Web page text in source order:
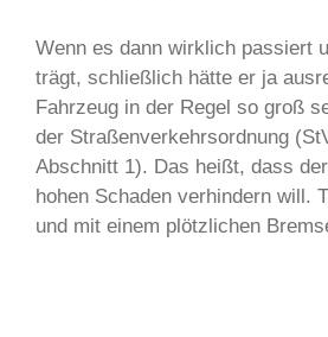
Wenn es dann wirklich passiert
trägt, schließlich hätte er ja
Fahrzeug in der Regel so groß
der Straßenverkehrsordnung
Abschnitt 1). Das heißt, dass
hohen Schaden verhindern will.
und mit einem plötzlichen